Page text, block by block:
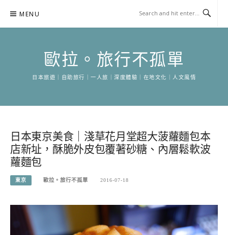
content
MENU
歐拉。旅行不孤單
日本旅遊｜自助旅行｜一人旅｜深度體驗｜在地文化｜人文風情
日本東京美食｜淺草花月堂超大菠蘿麵包本
店新址，酥脆外皮包覆著砂糖、內層鬆軟波
蘿麵包
東京 歐拉。旅行不孤單 2016-07-18